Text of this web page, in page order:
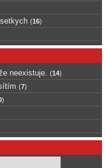
(16)
neexistuje. (14)
(7)
)